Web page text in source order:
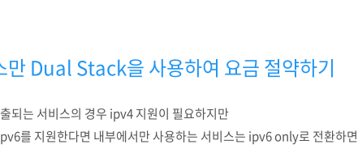
만 Dual Stack을 사용하여 요금 절약하기
되는 서비스의 경우 ipv4 지원이 필요하지만
를 지원한다면 내부에서만 사용하는 서비스는 ipv6 only로 전환하